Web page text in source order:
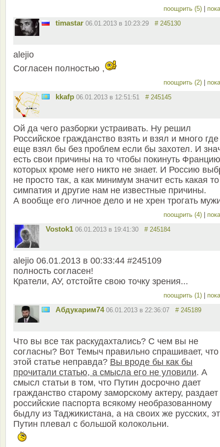
поощрить (5) |
timastar 06.01.2013 в 10:23:29 # 245130
alejio
Согласен полностью ,
поощрить (2) |
kkafp 06.01.2013 в 12:51:51 # 245145
Ой да чего разборки устраивать. Ну решил
Российское гражданство взять и взял и много где
еще взял бы без проблем если бы захотел. И
есть свои причины на то чтобы покинуть Францию
которых кроме него никто не знает. И Россию
не просто так, а как минимум значит есть какая то
симпатия и другие нам не известные причины.
А вообще его личное дело и не хрен трогать
поощрить (4) |
Vostok1 06.01.2013 в 19:41:30 # 245184
alejio 06.01.2013 в 00:33:44 #245109
полность согласен!
Кратели, АУ, отстойте свою точку зрения...
поощрить (1) |
Абдукарим74 06.01.2013 в 22:36:07 # 245189
Что вы все так раскудахтались? С чем вы не
согласны? Вот Темыч правильно спрашивает,
этой статье неправда? Вы вроде бы как бы
прочитали статью, а смысла его не уловили. А
смысл статьи в том, что Путин досрочно дает
гражданство старому заморскому актеру, раздает
российские паспорта всякому необразованному
быдлу из Таджикистана, а на своих же русских,
Путин плевал с большой колокольни.